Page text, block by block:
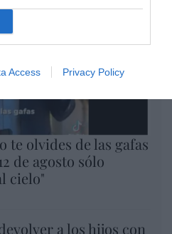
Access Privacy Policy
te olvides de las gafas
de agosto sólo
cielo"
a los hijos con